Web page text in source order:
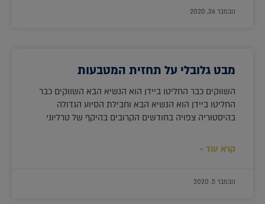
נובמבר 26, 2020
מבט גלובלי על תחזית המטבעות
השווקים כבר החליטו ביידן הוא הנשיא הבא השווקים כבר
החליטו ביידן הוא הנשיא הבא וחבילת הסיוע הגדולה
בהיסטוריה צפויה בחודשים הקרובים בהיקף של טרליוני
קרא עוד »
נובמבר 5, 2020